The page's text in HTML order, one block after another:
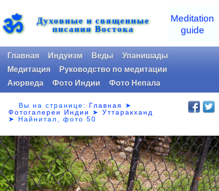
ॐ Духовные и священные
писания Востока
Meditation
guide
Главная Индуизм Веды
Упанишады
Медитация
Руководство по медитации
Аюрведа
Фото Индии Фото Непала
Вы на странице: Главная
➤
Фотогалереи Индии
➤Уттаракханд
➤ Найнитал, фото 50